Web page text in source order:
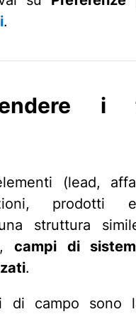
.
(lead,
prodotti
struttura
,campi di
.
di campo sono